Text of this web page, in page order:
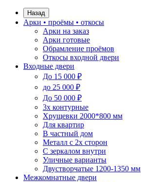
Назад
Арки • проёмы • откосы
Арки на заказ
Арки готовые
Обрамление проёмов
Откосы входной двери
Входные двери
До 15 000 ₽
до 25 000 ₽
До 50 000 ₽
3х контурные
Хрущевки 2000*800 мм
Для квартир
В частный дом
Металл с 2х сторон
С зеркалом внутри
Уличные варианты
Двустворчатые 1200-1350 мм
Межкомнатные двери